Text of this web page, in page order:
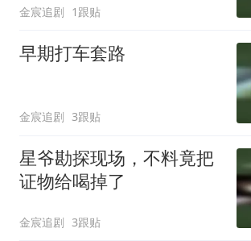
金宸追剧 1跟贴
早期打车套路
金宸追剧 3跟贴
星爷勘探现场，不料竟把
证物给喝掉了
金宸追剧 3跟贴